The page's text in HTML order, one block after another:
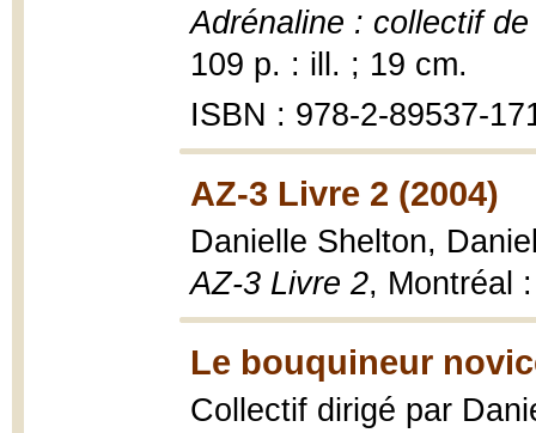
Adrénaline : collectif
109 p. : ill. ; 19 cm.
ISBN : 978-2-89537-
AZ-3 Livre 2 (2004)
Danielle Shelton,
AZ-3 Livre 2, Montréal
Le bouquineur
Collectif dirigé par